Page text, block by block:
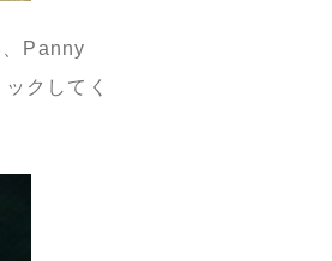
Panny
クしてく